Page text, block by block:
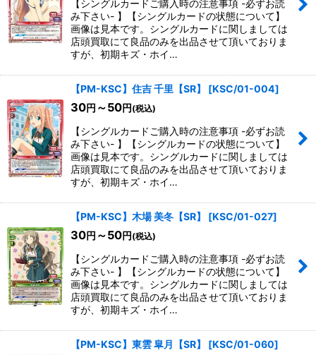
【シングルカードご購入時の注意事項 -必ずお読
み下さい- 】【シングルカードの状態について】
画像は見本です。シングルカードに関しましては
店頭買取にて良品のみを出品させて頂いておりま
すが、初期キズ・ホイ…
【PM-KSC】住吉 千里【SR】 [KSC/01-004]
30円 ～50円 (税込)
【シングルカードご購入時の注意事項 -必ずお読
み下さい- 】【シングルカードの状態について】
画像は見本です。シングルカードに関しましては
店頭買取にて良品のみを出品させて頂いておりま
すが、初期キズ・ホイ…
【PM-KSC】木場 美冬【SR】 [KSC/01-027]
30円 ～50円 (税込)
【シングルカードご購入時の注意事項 -必ずお読
み下さい- 】【シングルカードの状態について】
画像は見本です。シングルカードに関しましては
店頭買取にて良品のみを出品させて頂いておりま
すが、初期キズ・ホイ…
【PM-KSC】東雲 皐月【SR】 [KSC/01-060]